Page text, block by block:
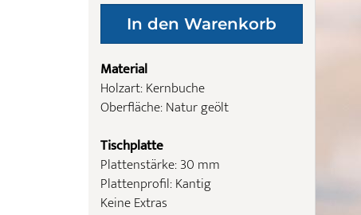
Material
Holzart: Kernbuche
Oberfläche: Natur geölt
Tischplatte
Plattenstärke: 30 mm
Plattenprofil: Kantig
Keine Extras